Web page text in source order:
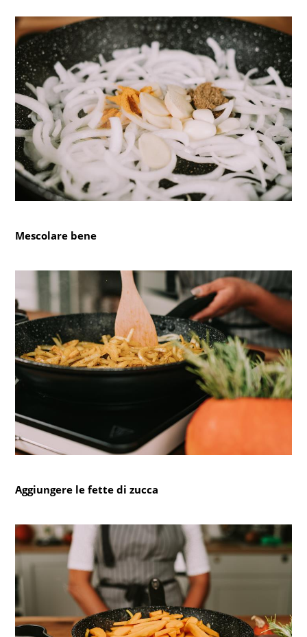
Mescolare bene
Aggiungere le fette di zucca